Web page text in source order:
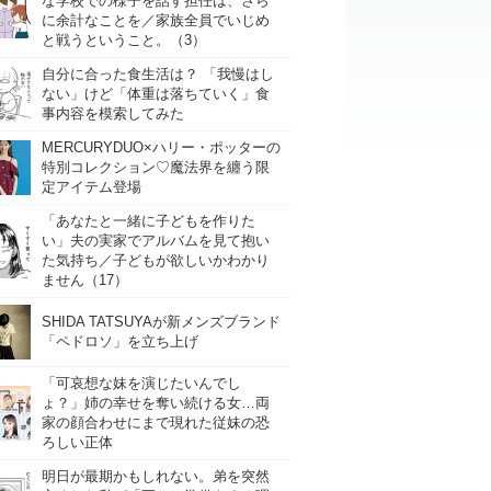
に余計なことを／家族全員でいじめ
と戦うということ。（3）
自分に合った食生活は？ 「我慢はし
ない」けど「体重は落ちていく」食
事内容を模索してみた
MERCURYDUO×ハリー・ポッターの
特別コレクション♡魔法界を纏う限
定アイテム登場
「あなたと一緒に子どもを作りた
い」夫の実家でアルバムを見て抱い
た気持ち／子どもが欲しいかわかり
ません（17）
SHIDA TATSUYAが新メンズブランド
「ペドロソ」を立ち上げ
「可哀想な妹を演じたいんでし
ょ？」姉の幸せを奪い続ける女…両
家の顔合わせにまで現れた従妹の恐
ろしい正体
明日が最期かもしれない。弟を突然